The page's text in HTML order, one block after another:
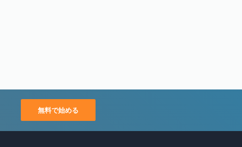
無料で始める